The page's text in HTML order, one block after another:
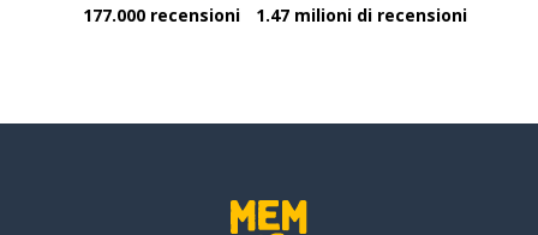
177.000 recensioni 1.47 milioni di recensioni